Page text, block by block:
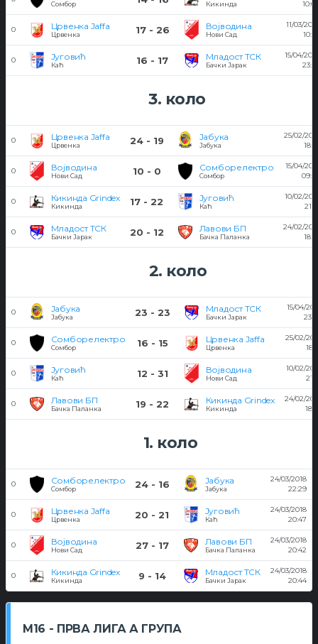
Сомбор Кикинда
0 Црвенка Jaffa
Црвенка 17 - 26 Војводина
Нови Сад
11/03/
0 Југовић
Каћ 16 - 17 Младост ТСК
Бачки Јарак
15/04/
3. коло
0 Црвенка Jaffa
Црвенка 24 - 19 Јабука
Јабука
25/02/
0 Војводина
Нови Сад 10 - 0 Сомборелектро
Сомбор
15/04/
0 Кикинда Grindex
Кикинда 17 - 22 Југовић
Каћ
10/02/
0 Младост ТСК
Бачки Јарак 20 - 12 Лавови БП
Бачка Паланка
24/02/
2. коло
0 Јабука
Јабука 23 - 23 Младост ТСК
Бачки Јарак
15/04/
0 Сомборелектро
Сомбор 16 - 15 Црвенка Jaffa
Црвенка
25/02/
0 Југовић
Каћ 12 - 31 Војводина
Нови Сад
10/02/
0 Лавови БП
Бачка Паланка 19 - 22 Кикинда Grindex
Кикинда
24/02/
1. коло
0 Сомборелектро
Сомбор 24 - 16 Јабука
Јабука
24/03/2018
22:29
0 Црвенка Jaffa
Црвенка 20 - 21 Југовић
Каћ
24/03/2018
20:47
0 Војводина
Нови Сад 27 - 17 Лавови БП
Бачка Паланка
24/03/2018
20:42
0 Кикинда Grindex
Кикинда 9 - 14 Младост ТСК
Бачки Јарак
24/03/2018
20:44
M16 - ПРВА ЛИГА А ГРУПА